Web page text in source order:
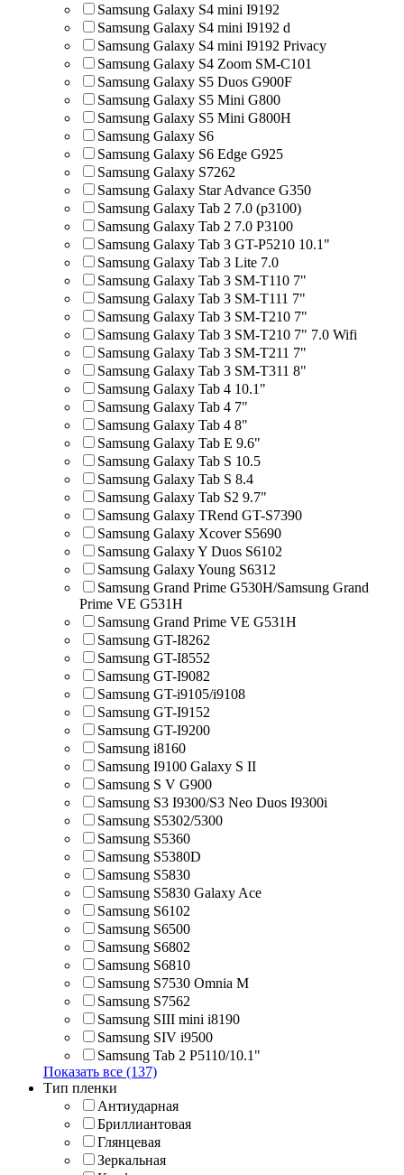
Samsung Galaxy S4 mini I9192
Samsung Galaxy S4 mini I9192 d
Samsung Galaxy S4 mini I9192 Privacy
Samsung Galaxy S4 Zoom SM-C101
Samsung Galaxy S5 Duos G900F
Samsung Galaxy S5 Mini G800
Samsung Galaxy S5 Mini G800H
Samsung Galaxy S6
Samsung Galaxy S6 Edge G925
Samsung Galaxy S7262
Samsung Galaxy Star Advance G350
Samsung Galaxy Tab 2 7.0 (p3100)
Samsung Galaxy Tab 2 7.0 P3100
Samsung Galaxy Tab 3 GT-P5210 10.1"
Samsung Galaxy Tab 3 Lite 7.0
Samsung Galaxy Tab 3 SM-T110 7"
Samsung Galaxy Tab 3 SM-T111 7"
Samsung Galaxy Tab 3 SM-T210 7"
Samsung Galaxy Tab 3 SM-T210 7" 7.0 Wifi
Samsung Galaxy Tab 3 SM-T211 7"
Samsung Galaxy Tab 3 SM-T311 8"
Samsung Galaxy Tab 4 10.1"
Samsung Galaxy Tab 4 7"
Samsung Galaxy Tab 4 8"
Samsung Galaxy Tab E 9.6"
Samsung Galaxy Tab S 10.5
Samsung Galaxy Tab S 8.4
Samsung Galaxy Tab S2 9.7"
Samsung Galaxy TRend GT-S7390
Samsung Galaxy Xcover S5690
Samsung Galaxy Y Duos S6102
Samsung Galaxy Young S6312
Samsung Grand Prime G530H/Samsung Grand
Prime VE G531H
Samsung Grand Prime VE G531H
Samsung GT-I8262
Samsung GT-I8552
Samsung GT-I9082
Samsung GT-i9105/i9108
Samsung GT-I9152
Samsung GT-I9200
Samsung i8160
Samsung I9100 Galaxy S II
Samsung S V G900
Samsung S3 I9300/S3 Neo Duos I9300i
Samsung S5302/5300
Samsung S5360
Samsung S5380D
Samsung S5830
Samsung S5830 Galaxy Ace
Samsung S6102
Samsung S6500
Samsung S6802
Samsung S6810
Samsung S7530 Omnia M
Samsung S7562
Samsung SIII mini i8190
Samsung SIV i9500
Samsung Tab 2 P5110/10.1"
Показать все (137)
Тип пленки
Антиударная
Бриллиантовая
Глянцевая
Зеркальная